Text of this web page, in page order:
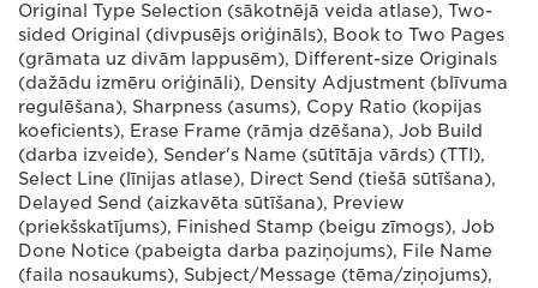
Original Type Selection (sākotnējā veida atlase), Two-
sided Original (divpusējs oriģināls), Book to Two Pages
(grāmata uz divām lappusēm), Different-size Originals
(dažādu izmēru oriģināli), Density Adjustment (blīvuma
regulēšana), Sharpness (asums), Copy Ratio (kopijas
koeficients), Erase Frame (rāmja dzēšana), Job Build
(darba izveide), Sender's Name (sūtītāja vārds) (TTI),
Select Line (līnijas atlase), Direct Send (tiešā sūtīšana),
Delayed Send (aizkavēta sūtīšana), Preview
(priekšskatījums), Finished Stamp (beigu zīmogs), Job
Done Notice (pabeigta darba paziņojums), File Name
(faila nosaukums), Subject/Message (tēma/ziņojums),